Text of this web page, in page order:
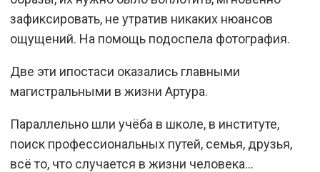
зафиксировать, не утратив никаких нюансов
ощущений. На помощь подоспела фотография.
Две эти ипостаси оказались главными
магистральными в жизни Артура.
Параллельно шли учёба в школе, в институте,
поиск профессиональных путей, семья, друзья,
всё то, что случается в жизни человека…